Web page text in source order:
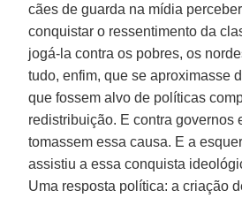
cães de guarda na mídia
conquistar o ressentimento da
jogá-la contra os pobres, os
tudo, enfim, que se aproximasse
que fossem alvo de políticas
redistribuição. E contra governos
tomassem essa causa. E a
assistiu a essa conquista
Uma resposta política: a criação